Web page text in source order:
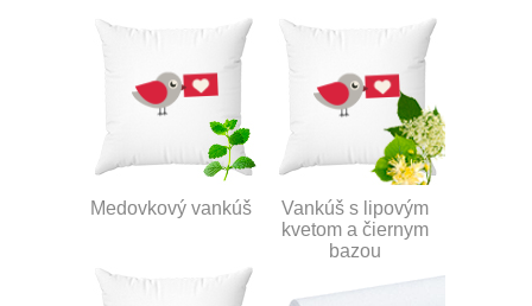
Medovkový vankúš
Vankúš s lipovým
kvetom a čiernym
bazou